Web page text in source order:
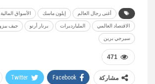
أغنى رجال العالم إيلون ماسك الأسواق المالية
الاقتصاد العالمي المليارديرات برنار أرنو جيف
سيرجي برين
471
مشاركة Facebook
Twitter